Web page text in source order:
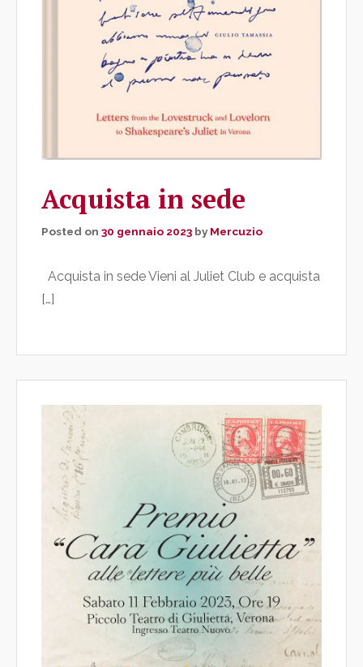
Acquista in sede
Posted on 30 gennaio 2023 by Mercuzio
Acquista in sede Vieni al Juliet Club e acquista
[…]